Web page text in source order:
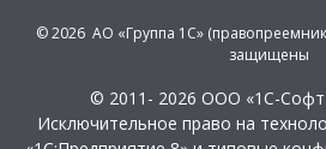
© 2026 АО «Группа 1С» (правопреемник
защищены
© 2011- 2026 ООО «1С-
Исключительное право на